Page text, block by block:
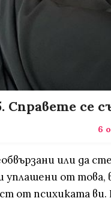
Справете се
6
или да
уплашени от
от психиката